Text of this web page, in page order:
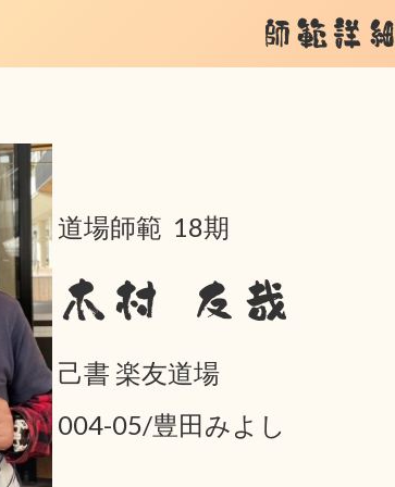
師範詳細
道場師範 18期
木村 友哉
己書 楽友道場
004-05/豊田みよし